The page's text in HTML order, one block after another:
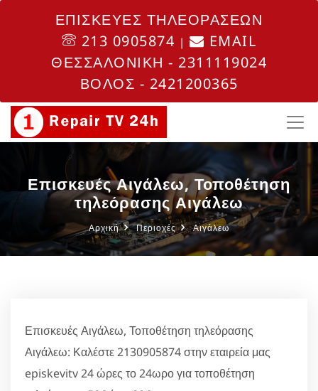
ΕΠΙΣΚΕΥΕΣ ΤΗΛΕΟΡΑΣΕΩΝ
213 0905874 |
EMAIL
ΘΕΣΣΑΛΟΝΙΚΗ - 2311119024
ΒΟΛΟΣ - 2421200365
Επισκευές Αιγάλεω, Τοποθέτηση
τηλεόρασης Αιγάλεω
Αρχική Περιοχές Αιγάλεω
Επισκευές Αιγάλεω, Τοποθέτηση τηλεόρασης
Αιγάλεω: Καλέστε 2130905874 στην εταιρεία μας
episkevitv 24 ώρες το 24ωρο για τοποθέτηση